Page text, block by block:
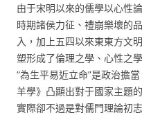
由于宋明以來的儒學以心性
時期諸侯力征、禮崩樂壞的
入，加上五四以來東東方文
塑形成了倫理之學、心性之
“為生平易近立命”是政治擔
羊學》凸顯出對于國家主題
實際卻不過是對儒門理論初